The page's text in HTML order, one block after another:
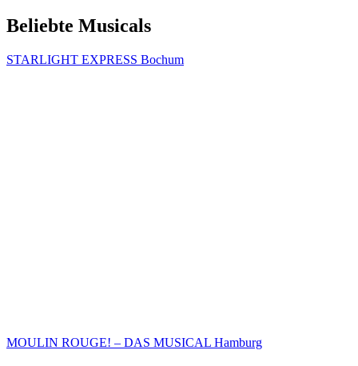
Beliebte Musicals
STARLIGHT EXPRESS Bochum
MOULIN ROUGE! – DAS MUSICAL Hamburg